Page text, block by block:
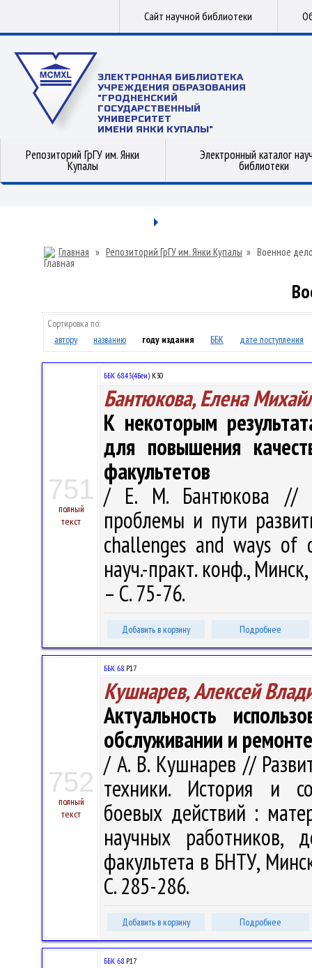
Сайт научной библиотеки
ЭЛЕКТРОННАЯ БИБЛИОТЕКА
УЧРЕЖДЕНИЯ ОБРАЗОВАНИЯ
"ГРОДНЕНСКИЙ
ГОСУДАРСТВЕННЫЙ
УНИВЕРСИТЕТ
ИМЕНИ ЯНКИ КУПАЛЫ"
Репозиторий ГрГУ им. Янки
Купалы
Электронный каталог
библиотеки
Главная » Репозиторий ГрГУ им. Янки Купалы » Военное
Сортировка по:
автору
названию году издания ББК дате поступления
751
полный
текст
ББК 68.43(4Беи) К30
Бантюкова, Елена
К некоторым
для повышения
факультетов
/ Е. М. Бантюкова //
проблемы и пути
challenges and ways of
науч.-практ. конф.,
– С. 75-76.
Добавить в корзину Подробнее
752
полный
текст
ББК 68.Р17
Кушнарев, Алексей
Актуальность
обслуживании и
/ А. В. Кушнарев //
техники. История и
боевых действий :
научных работников,
факультета в БНТУ,
С. 285-286.
Добавить в корзину Подробнее
ББК 68.Р17